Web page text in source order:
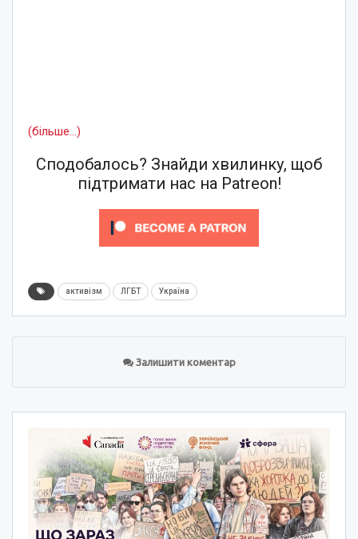
(більше…)
Сподобалось? Знайди хвилинку, щоб
підтримати нас на Patreon!
активізм ЛГБТ Україна
Залишити коментар